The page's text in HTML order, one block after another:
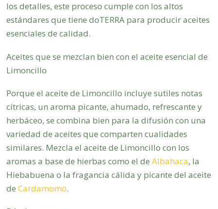
los detalles, este proceso cumple con los altos
estándares que tiene doTERRA para producir aceites
esenciales de calidad.
Aceites que se mezclan bien con el aceite esencial de
Limoncillo
Porque el aceite de Limoncillo incluye sutiles notas
cítricas, un aroma picante, ahumado, refrescante y
herbáceo, se combina bien para la difusión con una
variedad de aceites que comparten cualidades
similares. Mezcla el aceite de Limoncillo con los
aromas a base de hierbas como el de Albahaca, la
Hiebabuena o la fragancia cálida y picante del aceite
de Cardamomo.